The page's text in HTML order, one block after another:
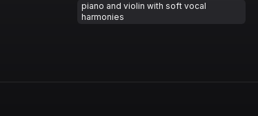
piano and violin with soft vocal
harmonies